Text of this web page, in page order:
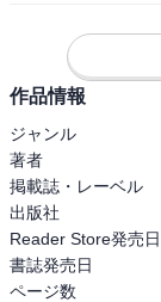
作品情報
ジャンル
著者
掲載誌・レーベル
出版社
Reader Store発売日
書誌発売日
ページ数